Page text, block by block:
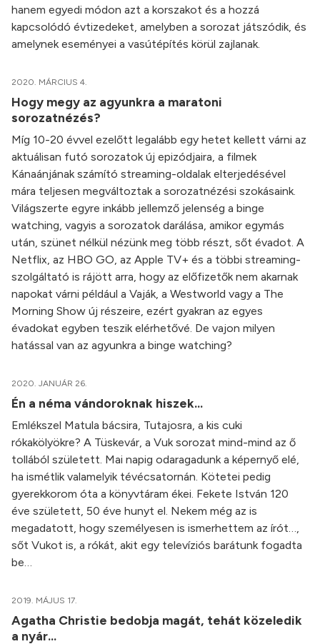
hanem egyedi módon azt a korszakot és a hozzá
kapcsolódó évtizedeket, amelyben a sorozat játszódik, és
amelynek eseményei a vasútépítés körül zajlanak.
2020. MÁRCIUS 4.
Hogy megy az agyunkra a maratoni
sorozatnézés?
Míg 10-20 évvel ezelőtt legalább egy hetet kellett várni az
aktuálisan futó sorozatok új epizódjaira, a filmek
Kánaánjának számító streaming-oldalak elterjedésével
mára teljesen megváltoztak a sorozatnézési szokásaink.
Világszerte egyre inkább jellemző jelenség a binge
watching, vagyis a sorozatok darálása, amikor egymás
után, szünet nélkül nézünk meg több részt, sőt évadot. A
Netflix, az HBO GO, az Apple TV+ és a többi streaming-
szolgáltató is rájött arra, hogy az előfizetők nem akarnak
napokat várni például a Vaják, a Westworld vagy a The
Morning Show új részeire, ezért gyakran az egyes
évadokat egyben teszik elérhetővé. De vajon milyen
hatással van az agyunkra a binge watching?
2020. JANUÁR 26.
Én a néma vándoroknak hiszek…
Emlékszel Matula bácsira, Tutajosra, a kis cuki
rókakölyökre? A Tüskevár, a Vuk sorozat mind-mind az ő
tollából született. Mai napig odaragadunk a képernyő elé,
ha ismétlik valamelyik tévécsatornán. Kötetei pedig
gyerekkorom óta a könyvtáram ékei. Fekete István 120
éve született, 50 éve hunyt el. Nekem még az is
megadatott, hogy személyesen is ismerhettem az írót…,
sőt Vukot is, a rókát, akit egy televíziós barátunk fogadta
be…
2019. MÁJUS 17.
Agatha Christie bedobja magát, tehát közeledik
a nyár...